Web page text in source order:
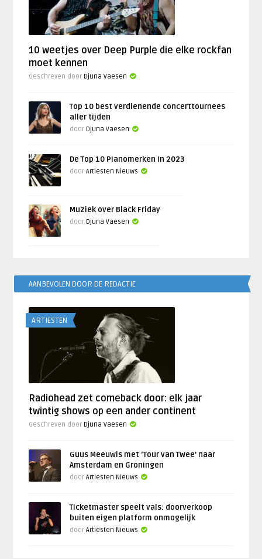
10 weetjes over Deep Purple die elke rockfan
moet kennen
Geschreven door Djuna Vaesen
Top 10 best verdienende concerttournees
aller tijden
door Djuna Vaesen
De Top 10 Pianomerken in 2023
doorArtiesten Nieuws
Muziek over Black Friday
door Djuna Vaesen
AANBEVOLEN DOOR DE REDACTIE
ARTIESTEN
Radiohead zet comeback door: elk jaar
twintig shows op een ander continent
Geschreven door Djuna Vaesen
Guus Meeuwis met ‘Tour van Twee’ naar
Amsterdam en Groningen
doorArtiesten Nieuws
Ticketmaster speelt vals: doorverkoop
buiten eigen platform onmogelijk
doorArtiesten Nieuws